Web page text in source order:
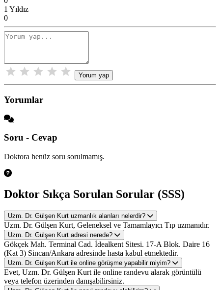
1 Yıldız
0
Yorum yap
Yorumlar
Soru - Cevap
Doktora henüz soru sorulmamış.
Doktor Sıkça Sorulan Sorular (SSS)
Uzm. Dr. Gülşen Kurt uzmanlık alanları nelerdir?
Uzm. Dr. Gülşen Kurt, Geleneksel ve Tamamlayıcı Tıp uzmanıdır.
Uzm. Dr. Gülşen Kurt adresi nerede?
Gökçek Mah. Terminal Cad. İdealkent Sitesi. 17-A Blok. Daire 16
(Kat 3) Sincan/Ankara adresinde hasta kabul etmektedir.
Uzm. Dr. Gülşen Kurt ile online görüşme yapabilir miyim?
Evet, Uzm. Dr. Gülşen Kurt ile online randevu alarak görüntülü
veya telefon üzerinden danışabilirsiniz.